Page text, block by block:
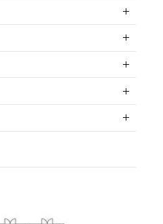
静岡県伊東市⼋幡野 1759-
7～10室
276.21㎡
5DK以上
木造
2
所有権